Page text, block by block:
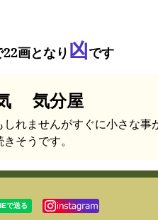
画となり 凶です
気分屋
れませんがすぐに小さな事
そうです。